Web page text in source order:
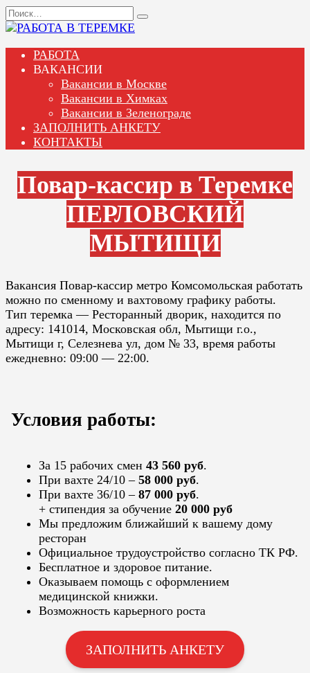
Перейти
к
Search
for:
РАБОТА
ВАКАНСИИ
Вакансии в Москве
Вакансии в Химках
Вакансии в Зеленограде
ЗАПОЛНИТЬ АНКЕТУ
КОНТАКТЫ
Повар-кассир в Теремке
ПЕРЛОВСКИЙ
МЫТИЩИ
Вакансия Повар-кассир метро Комсомольская работать
можно по сменному и вахтовому графику работы.
Тип теремка — Ресторанный дворик, находится по
адресу: 141014, Московская обл, Мытищи г.о.,
Мытищи г, Селезнева ул, дом № 33, время работы
ежедневно: 09:00 — 22:00.
Условия работы:
За 15 рабочих смен 43 560 руб.
При вахте 24/10 – 58 000 руб.
При вахте 36/10 – 87 000 руб.
+ стипендия за обучение 20 000 руб
Мы предложим ближайший к вашему дому
ресторан
Официальное трудоустройство согласно ТК РФ.
Бесплатное и здоровое питание.
Оказываем помощь с оформлением
медицинской книжки.
Возможность карьерного роста
ЗАПОЛНИТЬ АНКЕТУ